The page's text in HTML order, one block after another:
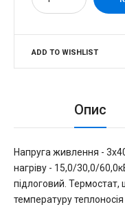
ADD TO WISHLIST
Опис
Напруга живлення -
нагріву - 15,0/30,0/
підлоговий.
температуру теплоносія